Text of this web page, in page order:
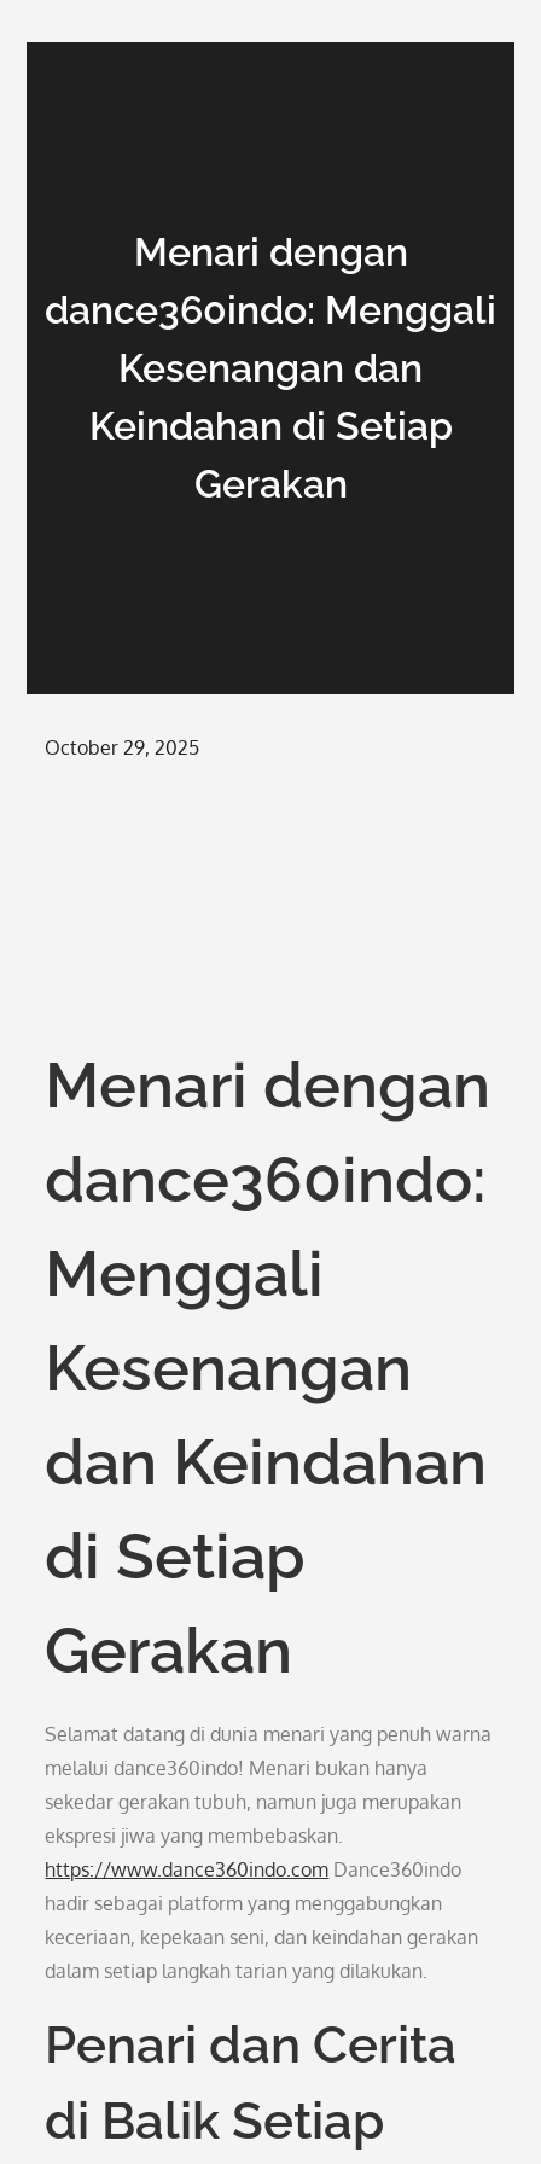
Menari dengan
dance360indo: Menggali
Kesenangan dan
Keindahan di Setiap
Gerakan
Posted
October 29, 2025
Menari dengan
dance360indo:
Menggali
Kesenangan
dan Keindahan
di Setiap
Gerakan
Selamat datang di dunia menari yang penuh warna
melalui dance360indo! Menari bukan hanya
sekedar gerakan tubuh, namun juga merupakan
ekspresi jiwa yang membebaskan.
https://www.dance360indo.com Dance360indo
hadir sebagai platform yang menggabungkan
keceriaan, kepekaan seni, dan keindahan gerakan
dalam setiap langkah tarian yang dilakukan.
Penari dan Cerita
di Balik Setiap